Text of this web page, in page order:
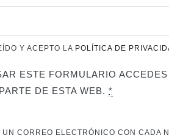
Y ACEPTO LA POLÍTICA DE
ESTE FORMULARIO
DE ESTA WEB. *
UN CORREO ELECTRÓNICO CON CADA